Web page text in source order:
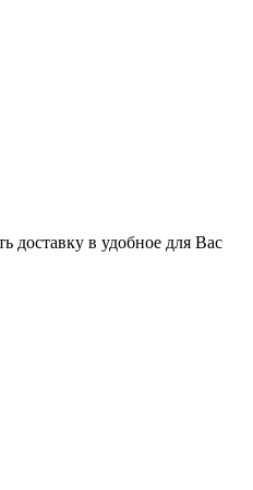
доставку в удобное для Вас